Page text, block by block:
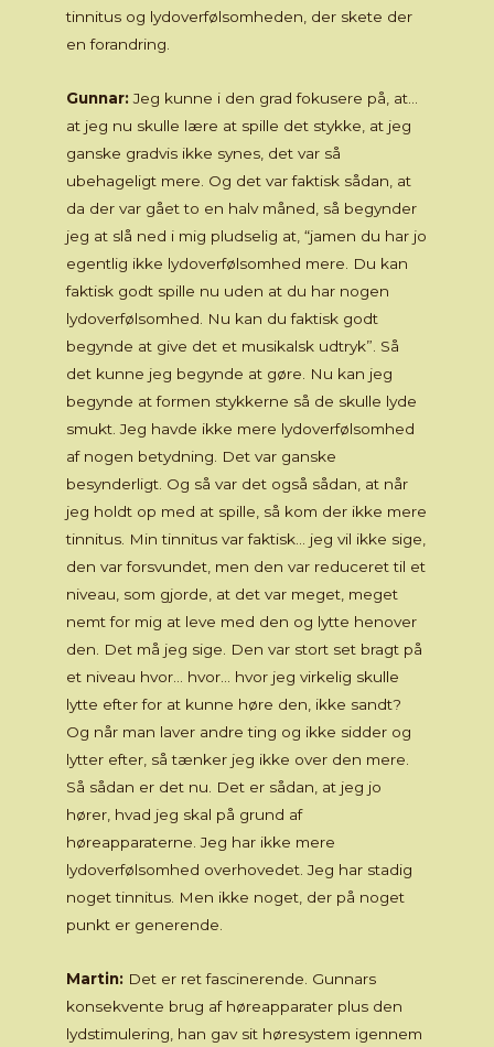
tinnitus og lydoverfølsomheden, der skete der
en forandring.
Gunnar:Jeg kunne i den grad fokusere på, at…
at jeg nu skulle lære at spille det stykke, at jeg
ganske gradvis ikke synes, det var så
ubehageligt mere. Og det var faktisk sådan, at
da der var gået to en halv måned, så begynder
jeg at slå ned i mig pludselig at, “jamen du har jo
egentlig ikke lydoverfølsomhed mere. Du kan
faktisk godt spille nu uden at du har nogen
lydoverfølsomhed. Nu kan du faktisk godt
begynde at give det et musikalsk udtryk”. Så
det kunne jeg begynde at gøre. Nu kan jeg
begynde at formen stykkerne så de skulle lyde
smukt. Jeg havde ikke mere lydoverfølsomhed
af nogen betydning. Det var ganske
besynderligt. Og så var det også sådan, at når
jeg holdt op med at spille, så kom der ikke mere
tinnitus. Min tinnitus var faktisk… jeg vil ikke sige,
den var forsvundet, men den var reduceret til et
niveau, som gjorde, at det var meget, meget
nemt for mig at leve med den og lytte henover
den. Det må jeg sige. Den var stort set bragt på
et niveau hvor… hvor… hvor jeg virkelig skulle
lytte efter for at kunne høre den, ikke sandt?
Og når man laver andre ting og ikke sidder og
lytter efter, så tænker jeg ikke over den mere.
Så sådan er det nu. Det er sådan, at jeg jo
hører, hvad jeg skal på grund af
høreapparaterne. Jeg har ikke mere
lydoverfølsomhed overhovedet. Jeg har stadig
noget tinnitus. Men ikke noget, der på noget
punkt er generende.
Martin: Det er ret fascinerende. Gunnars
konsekvente brug af høreapparater plus den
lydstimulering, han gav sit høresystem igennem